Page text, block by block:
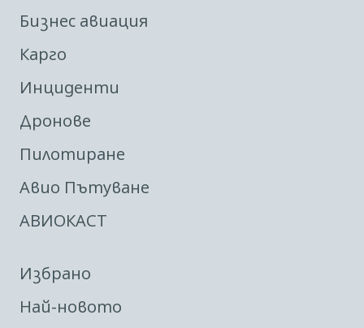
Бизнес авиация
Карго
Инциденти
Дронове
Пилотиране
Авио Пътуване
АВИОКАСТ
Избрано
Най-новото